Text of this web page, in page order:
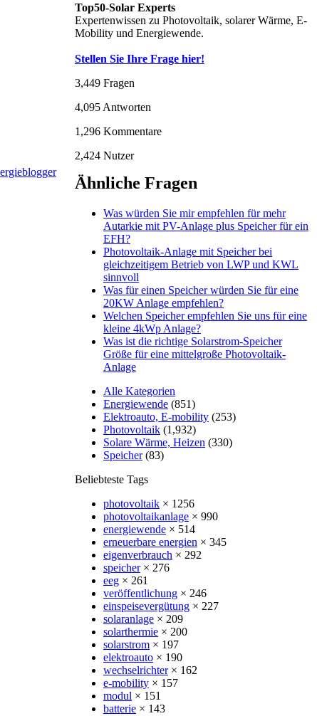
Top50-Solar Experts
Expertenwissen zu Photovoltaik, solarer Wärme, E-
Mobility und Energiewende.
Stellen Sie Ihre Frage hier!
3,449 Fragen
4,095 Antworten
1,296 Kommentare
2,424 Nutzer
Ähnliche Fragen
Was würden Sie mir empfehlen für mehr
Autarkie mit PV-Anlage plus Speicher für ein
EFH?
Photovoltaik-Anlage mit Speicher bei
gleichzeitigem Betrieb von LWP und KWL
sinnvoll
Was für einen Speicher würden Sie für eine
20KW Anlage empfehlen?
Welchen Speicher empfehlen Sie uns für eine
kleine 4kWp Anlage?
Was ist die richtige Solarstrom-Speicher
Größe für eine mittelgroße Photovoltaik-
Anlage
Alle Kategorien
Energiewende (851)
Elektroauto, E-mobility (253)
Photovoltaik (1,932)
Solare Wärme, Heizen (330)
Speicher (83)
Beliebteste Tags
photovoltaik × 1256
photovoltaikanlage × 990
energiewende × 514
erneuerbare energien × 345
eigenverbrauch × 292
speicher× 276
eeg × 261
veröffentlichung × 246
einspeisevergütung × 227
solaranlage × 209
solarthermie × 200
solarstrom × 197
elektroauto × 190
wechselrichter× 162
e-mobility × 157
modul × 151
batterie × 143